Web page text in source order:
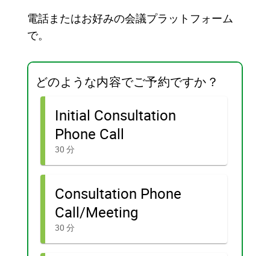
電話またはお好みの会議プラットフォーム
で。